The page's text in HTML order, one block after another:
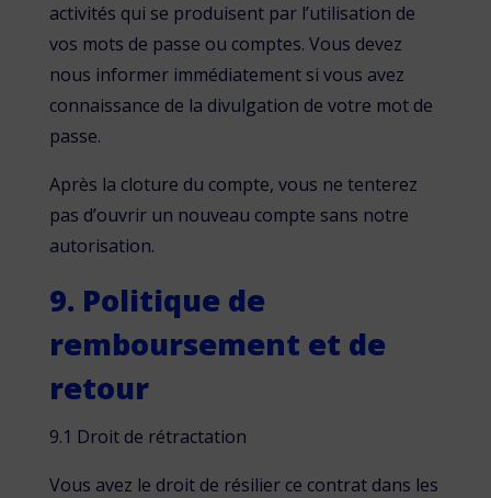
activités qui se produisent par l’utilisation de
vos mots de passe ou comptes. Vous devez
nous informer immédiatement si vous avez
connaissance de la divulgation de votre mot de
passe.
Après la cloture du compte, vous ne tenterez
pas d’ouvrir un nouveau compte sans notre
autorisation.
9. Politique de
remboursement et de
retour
9.1 Droit de rétractation
Vous avez le droit de résilier ce contrat dans les